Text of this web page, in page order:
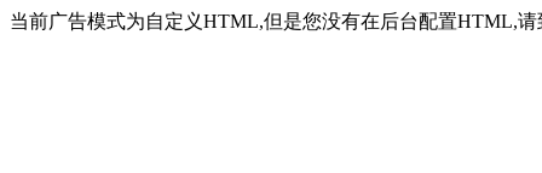
当前广告模式为自定义HTML,但是您没有在后台配置HTML,